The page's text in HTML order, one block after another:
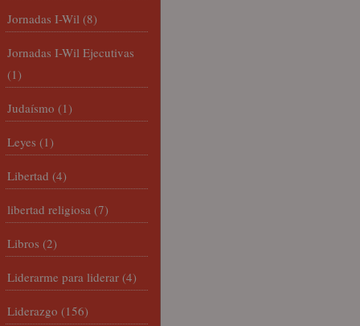
Jornadas I-Wil (8)
Jornadas I-Wil Ejecutivas
(1)
Judaísmo (1)
Leyes (1)
Libertad (4)
libertad religiosa (7)
Libros (2)
Liderarme para liderar (4)
Liderazgo (156)